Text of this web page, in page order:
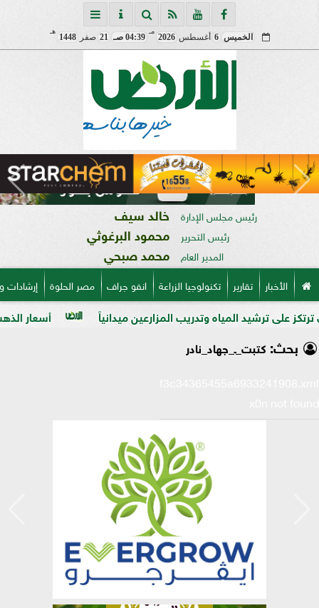
الخميس 6 أغسطس2026
مـ
04:39 صـ 21 صفر1448
هـ
رئيس مجلس الإدارة خالد سيف
رئيس التحرير محمود البرغوثي
المدير العام محمد صبحي
الأخبار تقارير تكنولوجيا الزراعة انفو جراف مصر الحلوة
أسعار الذهب في مصر المياه وتدريب المزارعين ميدانياً
بحث: كتبت_ـ_جهاد_نادر